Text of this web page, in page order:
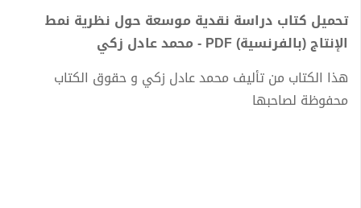
تحميل كتاب دراسة نقدية موسعة حول نظرية نمط
الإنتاج (بالفرنسية) PDF - محمد عادل زكي
هذا الكتاب من تأليف محمد عادل زكي و حقوق الكتاب
محفوظة لصاحبها